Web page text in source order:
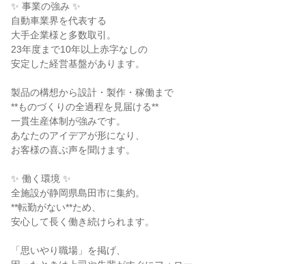
✨ 事業の強み ✨
自動車業界を代表する
大手企業様と多数取引。
23年度まで10年以上赤字なしの
安定した経営基盤があります。
製品の構想から設計・製作・稼働まで
**ものづくりの全過程を見届ける**
一貫生産体制が強みです。
あなたのアイデアが形になり、
お客様の喜ぶ声を聞けます。
✨ 働く環境 ✨
全施設が静岡県島田市に集約。
**転勤がない**ため、
安心して長く働き続けられます。
「思いやり職場」を掲げ、